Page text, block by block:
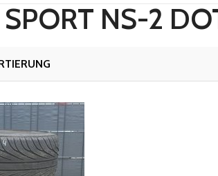
SPORT NS-2